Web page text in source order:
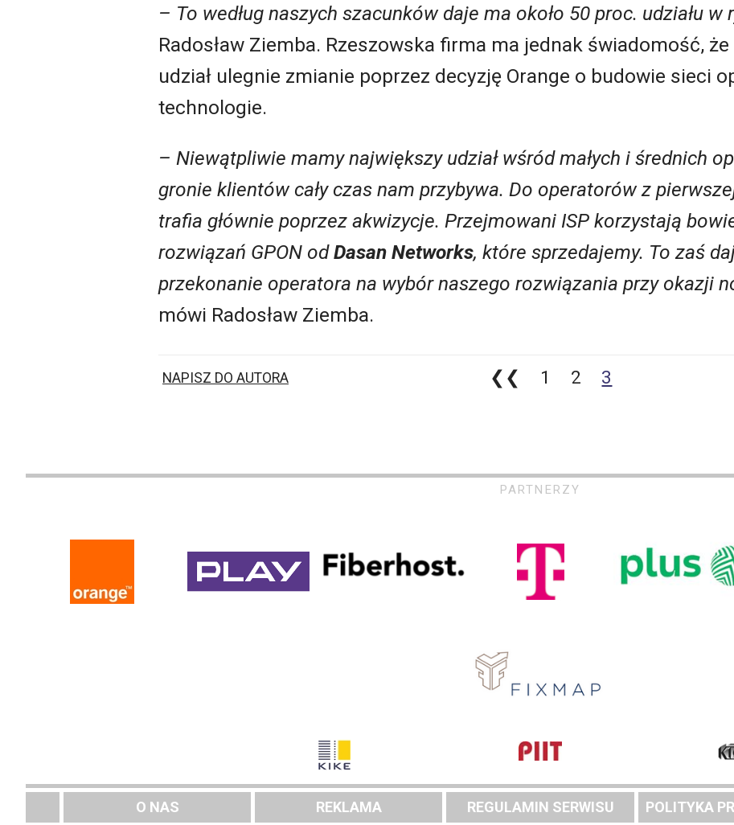
– To według naszych szacunków daje ma około 50 proc. udziału w
Radosław Ziemba. Rzeszowska firma ma jednak świadomość,
udział ulegnie zmianie poprzez decyzję Orange o budowie sieci
technologie.
– Niewątpliwie mamy największy udział wśród małych i średnich
gronie klientów cały czas nam przybywa. Do operatorów z
trafia głównie poprzez akwizycje. Przejmowani ISP korzystają
rozwiązań GPON odDasan Networks, które sprzedajemy. To zaś
przekonanie operatora na wybór naszego rozwiązania przy okazji
mówi Radosław Ziemba.
NAPISZ DO AUTORA ❮❮ 1 2 3
PARTNERZY
O NAS REKLAMA REGULAMIN SERWISU POLITYKA